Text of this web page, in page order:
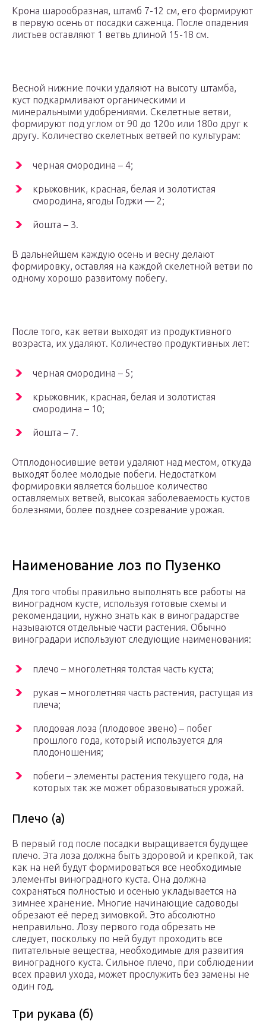
Крона шарообразная, штамб 7-12 см, его формируют
в первую осень от посадки саженца. После опадения
листьев оставляют 1 ветвь длиной 15-18 см.
Весной нижние почки удаляют на высоту штамба,
куст подкармливают органическими и
минеральными удобрениями. Скелетные ветви,
формируют под углом от 90 до 120о или 180о друг к
другу. Количество скелетных ветвей по культурам:
черная смородина – 4;
крыжовник, красная, белая и золотистая
смородина, ягоды Годжи — 2;
йошта – 3.
В дальнейшем каждую осень и весну делают
формировку, оставляя на каждой скелетной ветви по
одному хорошо развитому побегу.
После того, как ветви выходят из продуктивного
возраста, их удаляют. Количество продуктивных лет:
черная смородина – 5;
крыжовник, красная, белая и золотистая
смородина – 10;
йошта – 7.
Отплодоносившие ветви удаляют над местом, откуда
выходят более молодые побеги. Недостатком
формировки является большое количество
оставляемых ветвей, высокая заболеваемость кустов
болезнями, более позднее созревание урожая.
Наименование лоз по Пузенко
Для того чтобы правильно выполнять все работы на
виноградном кусте, используя готовые схемы и
рекомендации, нужно знать как в виноградарстве
называются отдельные части растения. Обычно
виноградари используют следующие наименования:
плечо – многолетняя толстая часть куста;
рукав – многолетняя часть растения, растущая из
плеча;
плодовая лоза (плодовое звено) – побег
прошлого года, который используется для
плодоношения;
побеги – элементы растения текущего года, на
которых так же может образовываться урожай.
Плечо (а)
В первый год после посадки выращивается будущее
плечо. Эта лоза должна быть здоровой и крепкой, так
как на ней будут формироваться все необходимые
элементы виноградного куста. Она должна
сохраняться полностью и осенью укладывается на
зимнее хранение. Многие начинающие садоводы
обрезают её перед зимовкой. Это абсолютно
неправильно. Лозу первого года обрезать не
следует, поскольку по ней будут проходить все
питательные вещества, необходимые для развития
виноградного куста. Сильное плечо, при соблюдении
всех правил ухода, может прослужить без замены не
один год.
Три рукава (б)